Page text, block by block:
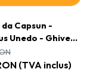
Capsun -
Unedo - Ghiveci
- 55 cm
(TVA inclus)